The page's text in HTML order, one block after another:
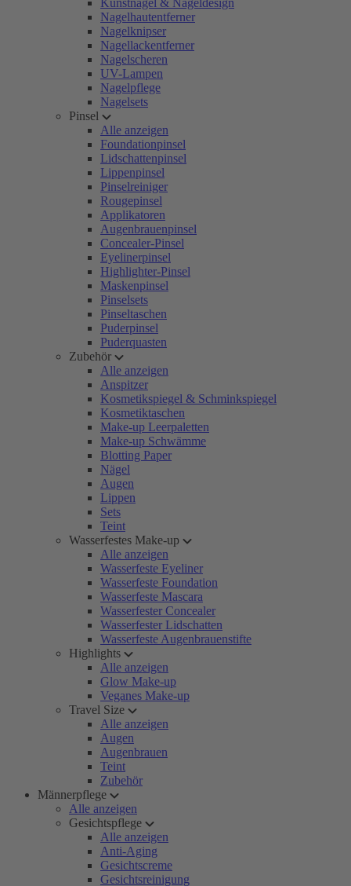
Kunstnägel & Nageldesign
Nagelhautentferner
Nagelknipser
Nagellackentferner
Nagelscheren
UV-Lampen
Nagelpflege
Nagelsets
Pinsel
Alle anzeigen
Foundationpinsel
Lidschattenpinsel
Lippenpinsel
Pinselreiniger
Rougepinsel
Applikatoren
Augenbrauenpinsel
Concealer-Pinsel
Eyelinerpinsel
Highlighter-Pinsel
Maskenpinsel
Pinselsets
Pinseltaschen
Puderpinsel
Puderquasten
Zubehör
Alle anzeigen
Anspitzer
Kosmetikspiegel & Schminkspiegel
Kosmetiktaschen
Make-up Leerpaletten
Make-up Schwämme
Blotting Paper
Nägel
Augen
Lippen
Sets
Teint
Wasserfestes Make-up
Alle anzeigen
Wasserfeste Eyeliner
Wasserfeste Foundation
Wasserfeste Mascara
Wasserfester Concealer
Wasserfester Lidschatten
Wasserfeste Augenbrauenstifte
Highlights
Alle anzeigen
Glow Make-up
Veganes Make-up
Travel Size
Alle anzeigen
Augen
Augenbrauen
Teint
Zubehör
Männerpflege
Alle anzeigen
Gesichtspflege
Alle anzeigen
Anti-Aging
Gesichtscreme
Gesichtsreinigung